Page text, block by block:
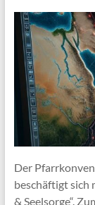
Der
beschäftigt sich
& Seelsorge“.